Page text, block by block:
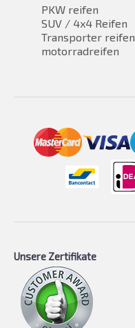
PKW reifen
SUV / 4x4 Reifen
Transporter reifen
motorradreifen
Unsere Zertifikate